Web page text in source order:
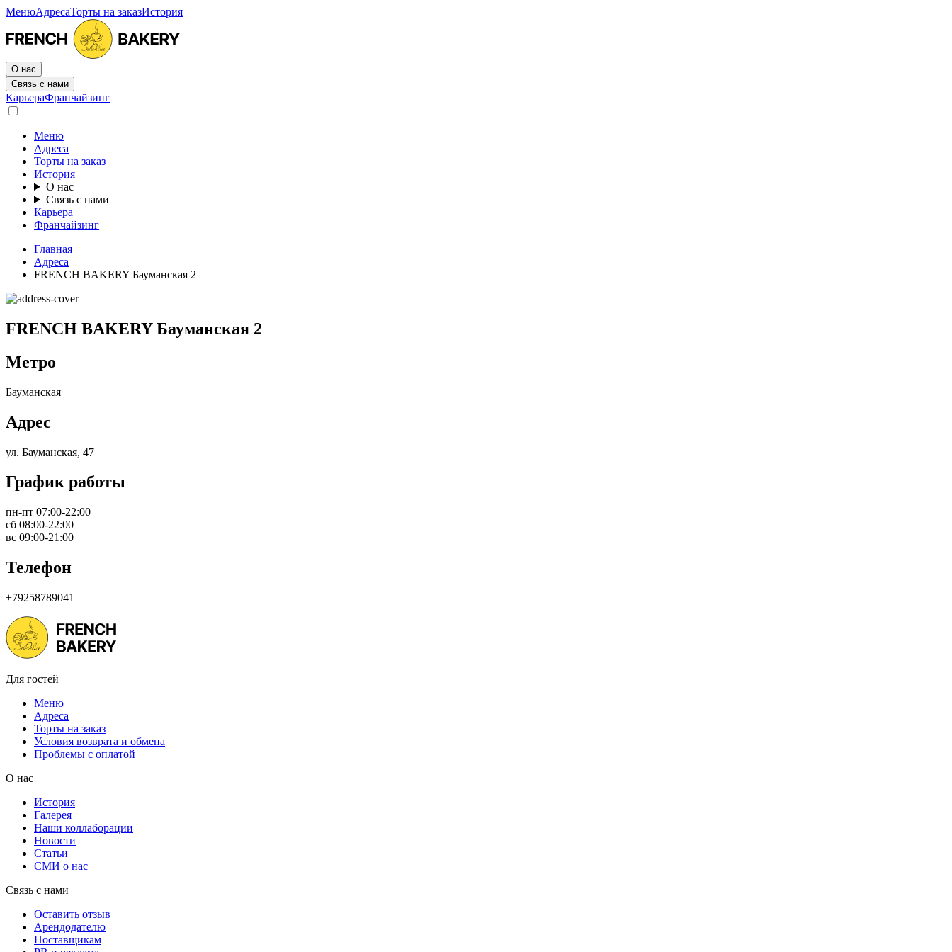
МенюАдресаТорты на заказИстория
О нас
Связь с нами
КарьераФранчайзинг
Меню
Адреса
Торты на заказ
История
О нас
Связь с нами
Карьера
Франчайзинг
Главная
Адреса
FRENCH BAKERY Бауманская 2
FRENCH BAKERY Бауманская 2
Метро
Бауманская
Адрес
ул. Бауманская, 47
График работы
пн-пт 07:00-22:00
сб 08:00-22:00
вс 09:00-21:00
Телефон
+79258789041
Для гостей
Меню
Адреса
Торты на заказ
Условия возврата и обмена
Проблемы с оплатой
О нас
История
Галерея
Наши коллаборации
Новости
Статьи
СМИ о нас
Связь с нами
Оставить отзыв
Арендодателю
Поставщикам